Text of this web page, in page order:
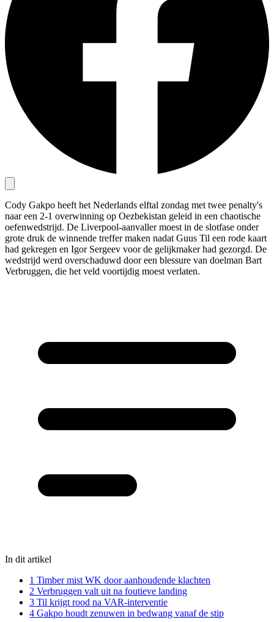
Cody Gakpo heeft het Nederlands elftal zondag met twee penalty's
naar een 2-1 overwinning op Oezbekistan geleid in een chaotische
oefenwedstrijd. De Liverpool-aanvaller moest in de slotfase onder
grote druk de winnende treffer maken nadat Guus Til een rode kaart
had gekregen en Igor Sergeev voor de gelijkmaker had gezorgd. De
wedstrijd werd overschaduwd door een blessure van doelman Bart
Verbruggen, die het veld voortijdig moest verlaten.
In dit artikel
1 Timber mist WK door aanhoudende klachten
2 Verbruggen valt uit na foutieve landing
3 Til krijgt rood na VAR-interventie
4 Gakpo houdt zenuwen in bedwang vanaf de stip